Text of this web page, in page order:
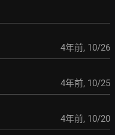
4年前, 10/26
4年前, 10/25
4年前, 10/20